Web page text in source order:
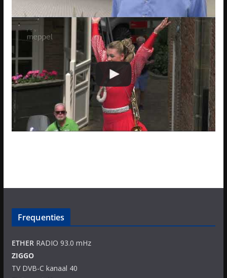
Frequenties
ETHERRADIO 93.0 mHz
ZIGGO
TV DVB-C kanaal 40